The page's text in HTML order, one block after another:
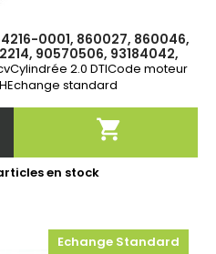
0001, 860027, 860046,
90570506, 93184042,
17200980
2.0 DTICode moteur
standard

en stock
Echange Standard